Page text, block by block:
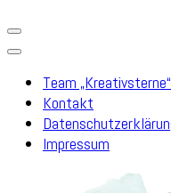
Team „Kreativsterne“
Kontakt
Impressum